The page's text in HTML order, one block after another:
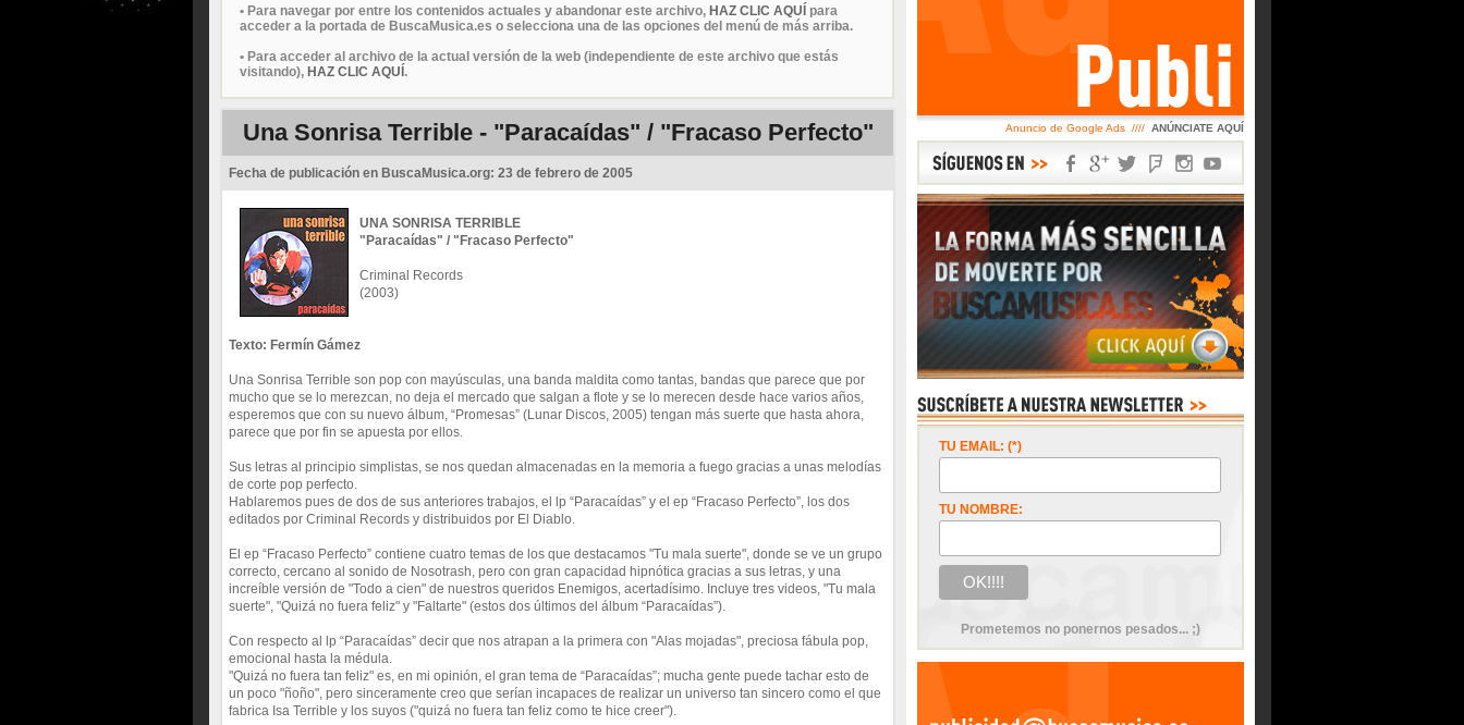
• Para navegar por entre los contenidos actuales y abandonar este archivo, HAZ CLIC AQUÍ para
acceder a la portada de BuscaMusica.es o selecciona una de las opciones del menú de más arriba.
• Para acceder al archivo de la actual versión de la web (independiente de este archivo que estás
visitando), HAZ CLIC AQUÍ .
Una Sonrisa Terrible - "Paracaídas" / "Fracaso Perfecto"
Fecha de publicación en BuscaMusica.org: 23 de febrero de 2005
UNA SONRISA TERRIBLE
"Paracaídas" / "Fracaso Perfecto"
Criminal Records
(2003)
Texto: Fermín Gámez
Una Sonrisa Terrible son pop con mayúsculas, una banda maldita como tantas, bandas que parece que por
mucho que se lo merezcan, no deja el mercado que salgan a flote y se lo merecen desde hace varios años,
esperemos que con su nuevo álbum, “Promesas” (Lunar Discos, 2005) tengan más suerte que hasta ahora,
parece que por fin se apuesta por ellos.
Sus letras al principio simplistas, se nos quedan almacenadas en la memoria a fuego gracias a unas melodías
de corte pop perfecto.
Hablaremos pues de dos de sus anteriores trabajos, el lp “Paracaídas” y el ep “Fracaso Perfecto”, los dos
editados por Criminal Records y distribuidos por El Diablo.
El ep “Fracaso Perfecto” contiene cuatro temas de los que destacamos "Tu mala suerte", donde se ve un grupo
correcto, cercano al sonido de Nosotrash, pero con gran capacidad hipnótica gracias a sus letras, y una
increíble versión de "Todo a cien" de nuestros queridos Enemigos, acertadísimo. Incluye tres videos, "Tu mala
suerte", "Quizá no fuera feliz" y "Faltarte" (estos dos últimos del álbum “Paracaídas”).
Con respecto al lp “Paracaídas” decir que nos atrapan a la primera con "Alas mojadas", preciosa fábula pop,
emocional hasta la médula.
"Quizá no fuera tan feliz" es, en mi opinión, el gran tema de “Paracaídas”; mucha gente puede tachar esto de
un poco "ñoño", pero sinceramente creo que serían incapaces de realizar un universo tan sincero como el que
fabrica Isa Terrible y los suyos ("quizá no fuera tan feliz como te hice creer").
Anuncio de Google Ads //// ANÚNCIATE AQUÍ
TU EMAIL: (*)
TU NOMBRE:
Prometemos no ponernos pesados... ;)